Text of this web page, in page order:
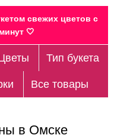
свежих цветов c
🤍
Тип букета
Все товары
в Омске